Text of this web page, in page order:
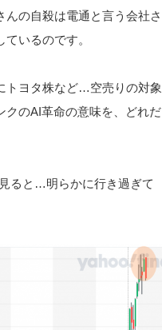
の自殺は電通と言う会社さ
いるのです。
トヨタ株など…空売りの対象
クのAI革命の意味を、どれだ
ると…明らかに行き過ぎて